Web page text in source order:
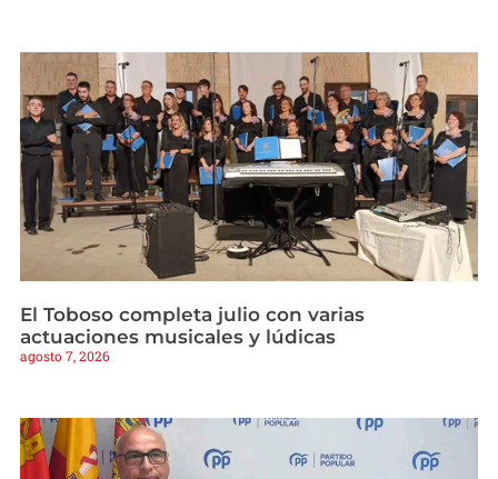
El Toboso completa julio con varias
actuaciones musicales y lúdicas
agosto 7, 2026